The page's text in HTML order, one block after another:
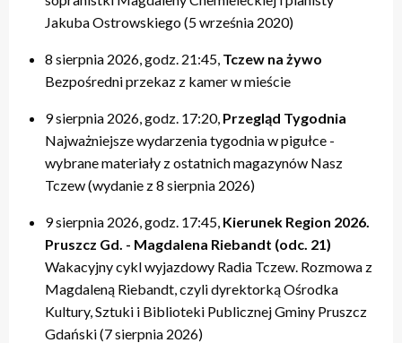
Jakuba Ostrowskiego (5 września 2020)
8 sierpnia 2026, godz. 21:45, Tczew na żywo
Bezpośredni przekaz z kamer w mieście
9 sierpnia 2026, godz. 17:20, Przegląd Tygodnia
Najważniejsze wydarzenia tygodnia w pigułce -
wybrane materiały z ostatnich magazynów Nasz
Tczew (wydanie z 8 sierpnia 2026)
9 sierpnia 2026, godz. 17:45, Kierunek Region 2026.
Pruszcz Gd. - Magdalena Riebandt (odc. 21)
Wakacyjny cykl wyjazdowy Radia Tczew. Rozmowa z
Magdaleną Riebandt, czyli dyrektorką Ośrodka
Kultury, Sztuki i Biblioteki Publicznej Gminy Pruszcz
Gdański (7 sierpnia 2026)